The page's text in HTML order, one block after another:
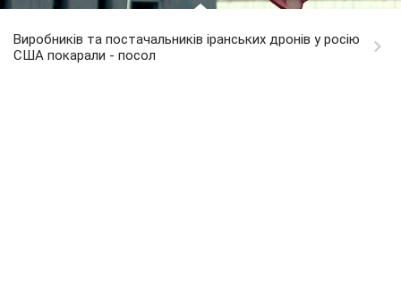
Виробників та постачальників іранських дронів у росію
США покарали - посол